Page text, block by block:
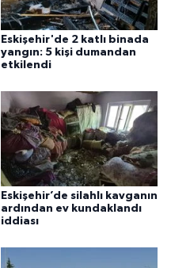
Eskişehir'de 2 katlı binada
yangın: 5 kişi dumandan
etkilendi
Eskişehir’de silahlı kavganın
ardından ev kundaklandı
iddiası